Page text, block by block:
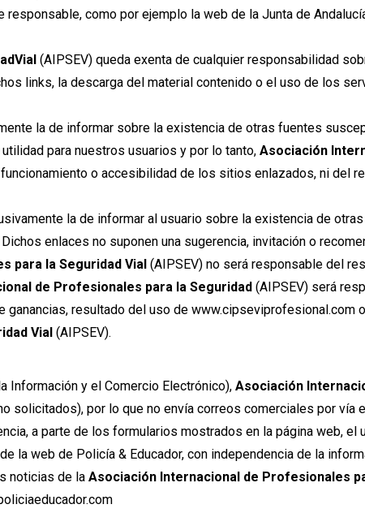
como por ejemplo la web de la Junta de
(AIPSEV) queda exenta de cualquier responsabilidad
links, la descarga del material contenido o el uso de los
la de informar sobre la existencia de otras fuentes
para nuestros usuarios y por lo tanto, Asociación
o accesibilidad de los sitios enlazados, ni del
la de informar al usuario sobre la existencia de
enlaces no suponen una sugerencia, invitación o
para la Seguridad Vial (AIPSEV) no será responsable del
de Profesionales para la Seguridad (AIPSEV) será
ganancias, resultado del uso de
Vial (AIPSEV).
Información y el Comercio Electrónico), Asociación
solicitados), por lo que no envía correos comerciales por vía
a parte de los formularios mostrados en la página web,
la web de Policía & Educador, con independencia de la
noticias de la Asociación Internacional de Profesionales